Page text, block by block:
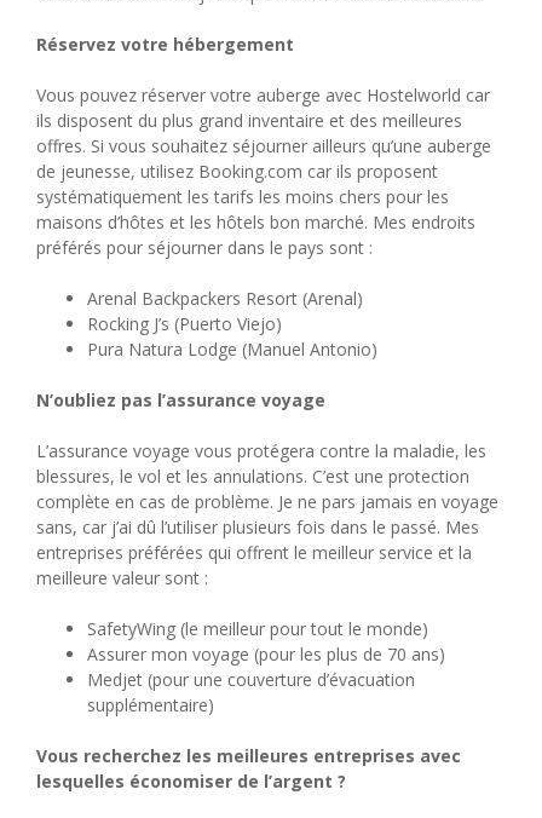
Réservez votre hébergement
Vous pouvez réserver votre auberge avec Hostelworld car
ils disposent du plus grand inventaire et des meilleures
offres. Si vous souhaitez séjourner ailleurs qu’une auberge
de jeunesse, utilisez Booking.com car ils proposent
systématiquement les tarifs les moins chers pour les
maisons d’hôtes et les hôtels bon marché. Mes endroits
préférés pour séjourner dans le pays sont :
Arenal Backpackers Resort (Arenal)
Rocking J’s (Puerto Viejo)
Pura Natura Lodge (Manuel Antonio)
N’oubliez pas l’assurance voyage
L’assurance voyage vous protégera contre la maladie, les
blessures, le vol et les annulations. C’est une protection
complète en cas de problème. Je ne pars jamais en voyage
sans, car j’ai dû l’utiliser plusieurs fois dans le passé. Mes
entreprises préférées qui offrent le meilleur service et la
meilleure valeur sont :
SafetyWing (le meilleur pour tout le monde)
Assurer mon voyage (pour les plus de 70 ans)
Medjet (pour une couverture d’évacuation
supplémentaire)
Vous recherchez les meilleures entreprises avec
lesquelles économiser de l’argent ?